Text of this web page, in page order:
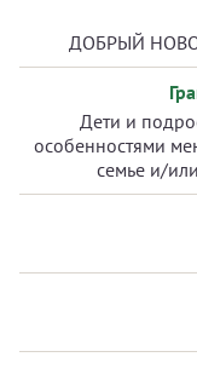
ДОБРЫЙ
Дети и
особенностями
семье и/